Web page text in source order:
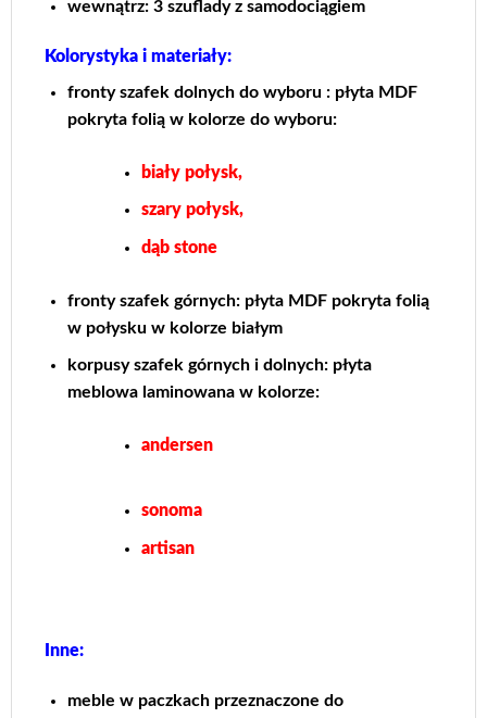
wewnątrz: 3 szuflady z samodociągiem
Kolorystyka i materiały:
fronty szafek dolnych do wyboru : płyta MDF
pokryta folią w kolorze do wyboru:
biały połysk,
szary połysk,
dąb stone
fronty szafek górnych: płyta MDF pokryta folią
w połysku w kolorze białym
korpusy szafek górnych i dolnych: płyta
meblowa laminowana w kolorze:
andersen
sonoma
artisan
Inne:
meble w paczkach przeznaczone do